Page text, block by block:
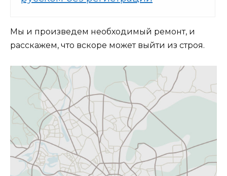
Мы и произведем необходимый ремонт, и
расскажем, что вскоре может выйти из строя.